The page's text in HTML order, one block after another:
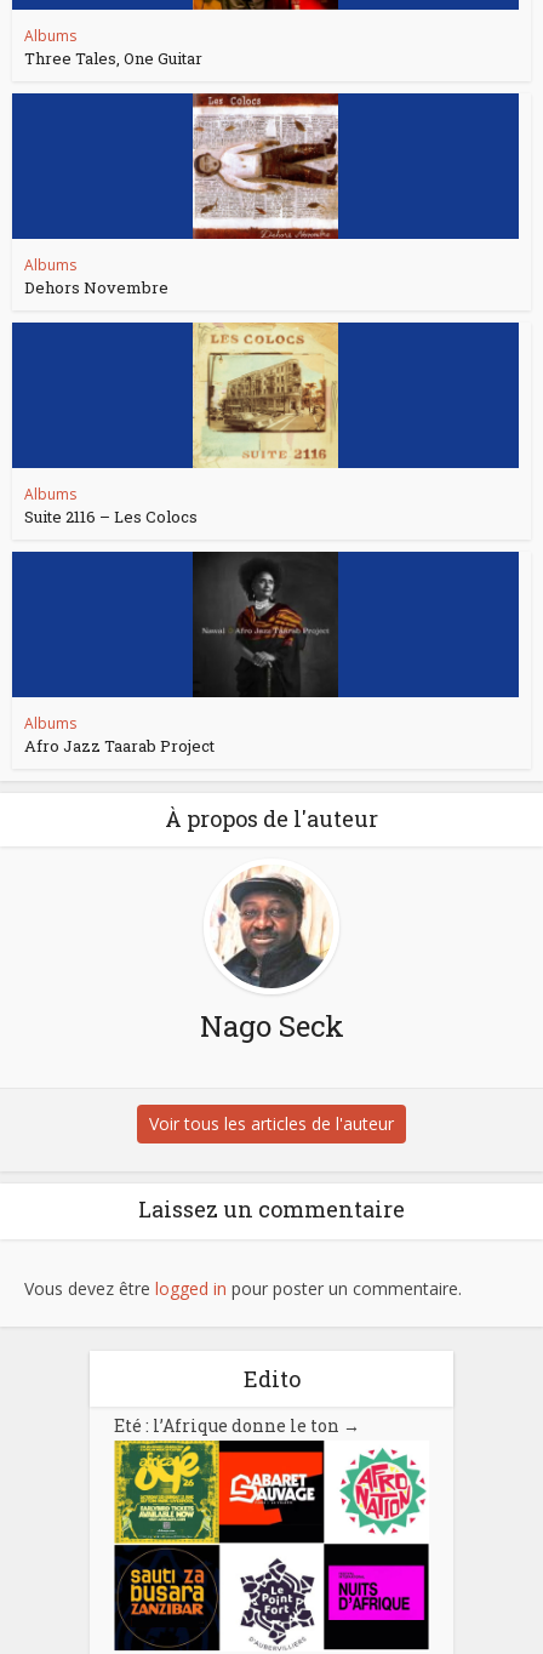
Albums
Three Tales, One Guitar
Albums
Dehors Novembre
Albums
Suite 2116 – Les Colocs
Albums
Afro Jazz Taarab Project
À propos de l'auteur
Nago Seck
Voir tous les articles de l'auteur
Laissez un commentaire
Vous devez être logged in pour poster un commentaire.
Edito
Eté : l’Afrique donne le ton →